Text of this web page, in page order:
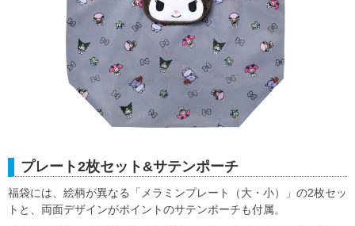
プレート2枚セット&サテンポーチ
福袋には、絵柄が異なる「メラミンプレート（大・小）」の2枚セッ
トと、両面デザインがポイントのサテンポーチも付属。